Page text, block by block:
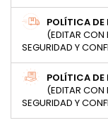
POLÍTICA DE
(EDITAR CON
SEGURIDAD Y
POLÍTICA DE
(EDITAR CON
SEGURIDAD Y